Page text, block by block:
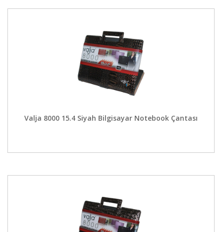
Valja 8000 15.4 Siyah Bilgisayar Notebook Çantası